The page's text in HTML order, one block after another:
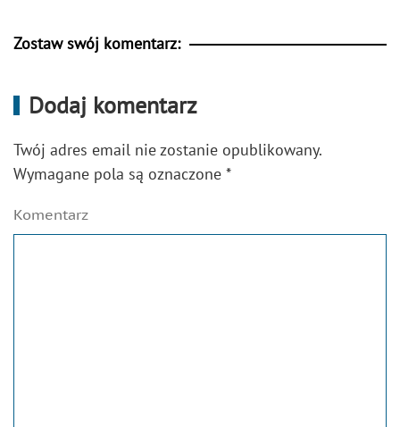
Zostaw swój komentarz:
Dodaj komentarz
Twój adres email nie zostanie opublikowany.
Wymagane pola są oznaczone *
Komentarz